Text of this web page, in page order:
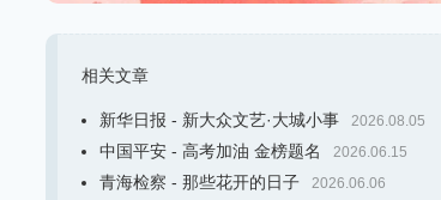
相关文章
新华日报 - 新大众文艺·大城小事 2026.08.05
中国平安 - 高考加油 金榜题名 2026.06.15
青海检察 - 那些花开的日子 2026.06.06